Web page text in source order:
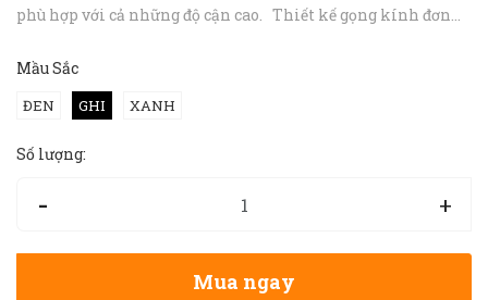
phù hợp với cả những độ cận cao. Thiết kế gọng kính đơn
Đặc ...
Mầu Sắc
ĐEN GHI XANH
Số lượng:
- +
Mua ngay